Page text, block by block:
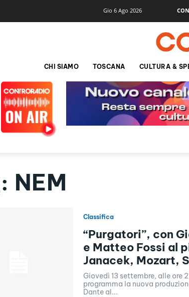
Gio 6 Ago 2026
CHI SIAMO TOSCANA CULTURA &
NEM
Classifica
“Purgatori”, con
e Matteo Fossi al
Janacek, Mozart,
Giovedì 13 settembre, alle ore
programma la nuova
Dante al...